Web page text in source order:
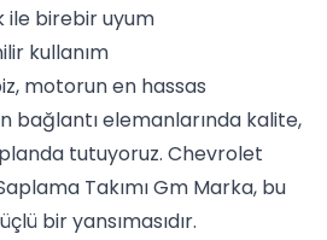
ile birebir uyum
kullanım
motorun en hassas
bağlantı elemanlarında kalite,
tutuyoruz. Chevrolet
Takımı Gm Marka, bu
bir yansımasıdır.